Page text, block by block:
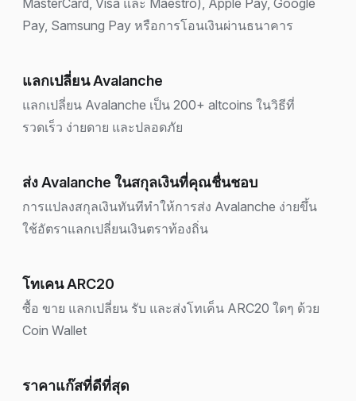
Pay, Samsung Pay หรือการโอนเงินผ่านธนาคาร
แลกเปลี่ยน Avalanche
แลกเปลี่ยน Avalanche เป็น 200+ altcoins ในวิธีที่
รวดเร็ว ง่ายดาย และปลอดภัย
ส่ง Avalanche ในสกุลเงินที่คุณชื่นชอบ
การแปลงสกุลเงินทันทีทำให้การส่ง Avalanche ง่ายขึ้น
ใช้อัตราแลกเปลี่ยนเงินตราท้องถิ่น
โทเคน ARC20
ซื้อ ขาย แลกเปลี่ยน รับ และส่งโทเค็น ARC20 ใดๆ ด้วย
Coin Wallet
ราคาแก๊สที่ดีที่สุด